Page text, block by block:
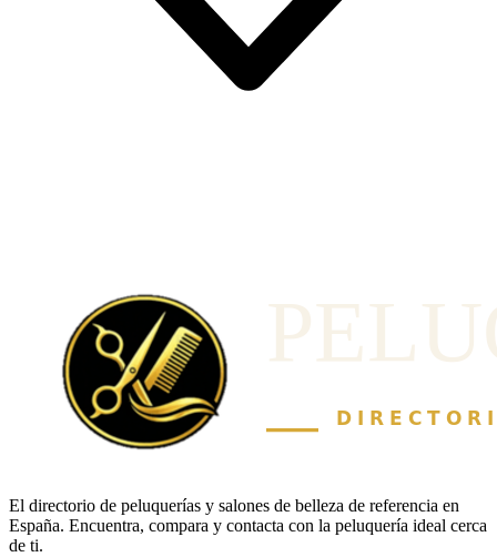
El directorio de peluquerías y salones de belleza de referencia en
España. Encuentra, compara y contacta con la peluquería ideal cerca
de ti.